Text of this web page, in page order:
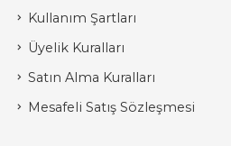
Kullanım Şartları
Üyelik Kuralları
Satın Alma Kuralları
Mesafeli Satış Sözleşmesi